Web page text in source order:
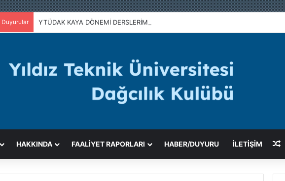
Duyurular YTÜDAK KAYA DÖNEMİ DERSLERİMİZ BAŞLADI
HAKKINDA FAALIYET RAPORLARI HABER/DUYURU İLETİŞİM